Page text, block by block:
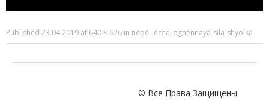
Published 23.04.2019 at 640 × 626 in перенесла_ognennaya-sila-shyolka
© Все Права Защищены